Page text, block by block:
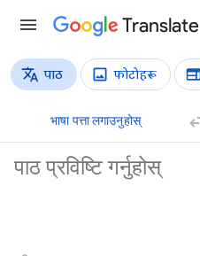
Translate
अनुवादका प्रकारहरू
पाठ फोटोहरू
भाषा पत्ता लगाउनुहोस्